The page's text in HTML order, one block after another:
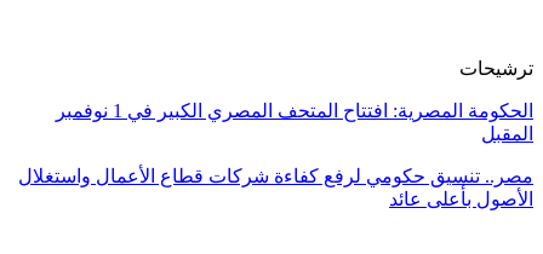
ترشيحات
الحكومة المصرية: افتتاح المتحف المصري الكبير في 1 نوفمبر
المقبل
مصر.. تنسيق حكومي لرفع كفاءة شركات قطاع الأعمال واستغلال
الأصول بأعلى عائد